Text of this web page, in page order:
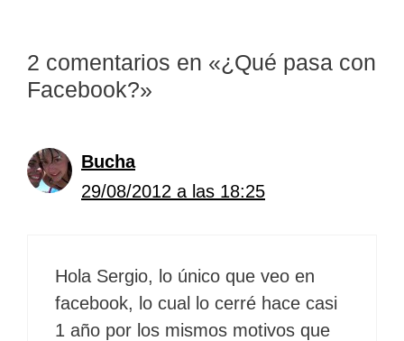
2 comentarios en «¿Qué pasa con
Facebook?»
Bucha
29/08/2012 a las 18:25
Hola Sergio, lo único que veo en
facebook, lo cual lo cerré hace casi
1 año por los mismos motivos que